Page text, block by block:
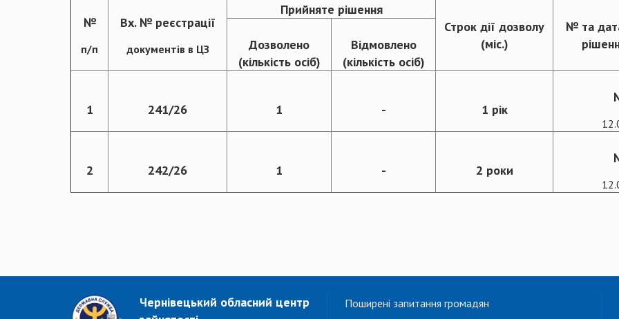
№
п/п
Вх. № реєстрації
документів в ЦЗ
Прийняте рішення
Строк дії дозволу
(міс.)
№ та
Дозволено
(кількість осіб)
Відмовлено
(кількість осіб)
1 241/26 1 - 1 рік
2 242/26 1 - 2 роки
Чернівецький обласний центр
Поширені запитання громадян